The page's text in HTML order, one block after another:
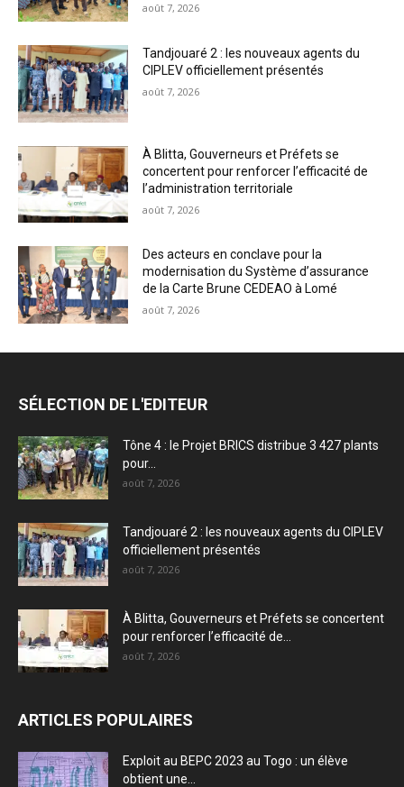
août 7, 2026
Tandjouaré 2 : les nouveaux agents du
CIPLEV officiellement présentés
août 7, 2026
À Blitta, Gouverneurs et Préfets se
concertent pour renforcer l’efficacité de
l’administration territoriale
août 7, 2026
Des acteurs en conclave pour la
modernisation du Système d’assurance
de la Carte Brune CEDEAO à Lomé
août 7, 2026
SÉLECTION DE L'EDITEUR
Tône 4 : le Projet BRICS distribue 3 427 plants
pour...
août 7, 2026
Tandjouaré 2 : les nouveaux agents du CIPLEV
officiellement présentés
août 7, 2026
À Blitta, Gouverneurs et Préfets se concertent
pour renforcer l’efficacité de...
août 7, 2026
ARTICLES POPULAIRES
Exploit au BEPC 2023 au Togo : un élève
obtient une...